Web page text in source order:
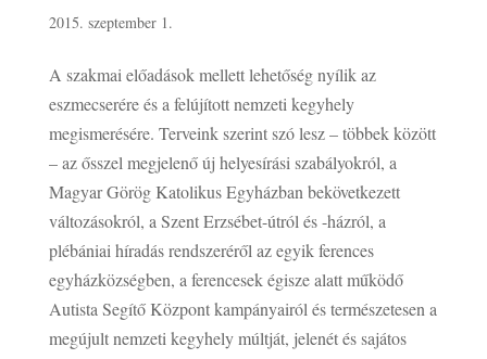
2015. szeptember 1.
A szakmai előadások mellett lehetőség nyílik az
eszmecserére és a felújított nemzeti kegyhely
megismerésére. Terveink szerint szó lesz – többek között
– az ősszel megjelenő új helyesírási szabályokról, a
Magyar Görög Katolikus Egyházban bekövetkezett
változásokról, a Szent Erzsébet-útról és -házról, a
plébániai híradás rendszeréről az egyik ferences
egyházközségben, a ferencesek égisze alatt működő
Autista Segítő Központ kampányairól és természetesen a
megújult nemzeti kegyhely múltját, jelenét és sajátos